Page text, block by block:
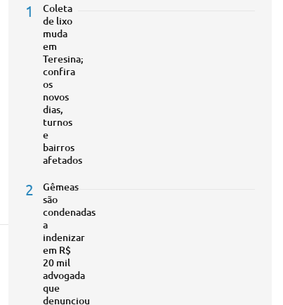
1
Coleta
de lixo
muda
em
Teresina;
confira
os
novos
dias,
turnos
e
bairros
afetados
2
Gêmeas
são
condenadas
a
indenizar
em R$
20 mil
advogada
que
denunciou